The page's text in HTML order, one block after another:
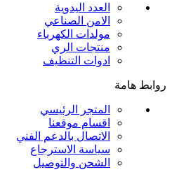
العدد اليدوية
الامن الصناعي
مولدات الكهرباء
منتجات الري
ادوات التنظيف
روابط هامة
المتجر الرئيسي
اقسام موقعنا
الاتصال بالدعم الفني
سياسة الاسترجاع
الشحن والتوصيل